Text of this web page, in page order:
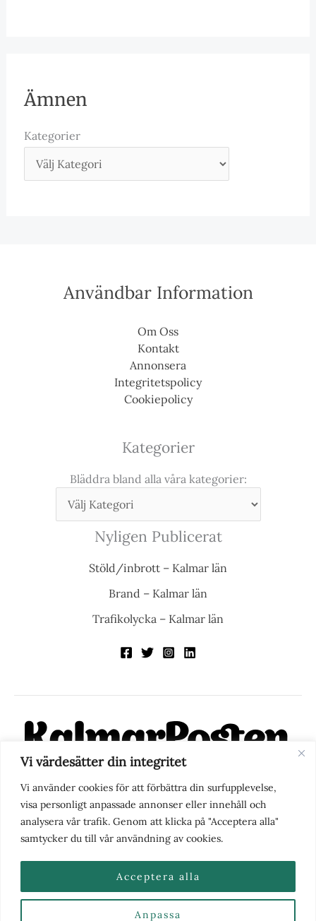
Vi värdesätter din integritet
Vi använder cookies för att förbättra din surfupplevelse,
visa personligt anpassade annonser eller innehåll och
analysera vår trafik. Genom att klicka på "Acceptera alla"
samtycker du till vår användning av cookies.
Anpassa
Acceptera alla
Ämnen
Kategorier
Användbar Information
Om Oss
Kontakt
Annonsera
Integritetspolicy
Cookiepolicy
Kategorier
Bläddra bland alla våra kategorier:
Nyligen Publicerat
Stöld/inbrott – Kalmar län
Brand – Kalmar län
Trafikolycka – Kalmar län
KalmarPosten är en modern lokalnyhetstidning på nätet. Med
fokus på Kalmarregionen, men också med blick för det större
perspektivet, vill vi vara din självklara kanal för nyheter,
berättelser och engagemang. KalmarPosten grundades 1988 och
fick nya ägare 2025.
Nyhetstips eller frågor?Kontakta oss